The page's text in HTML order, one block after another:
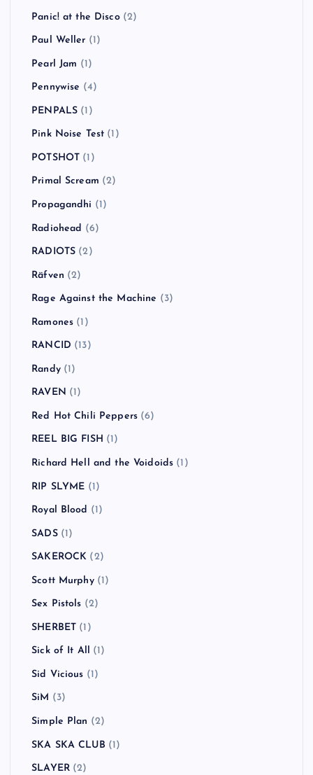
Panic! at the Disco(2)
Paul Weller (1)
Pearl Jam (1)
Pennywise (4)
PENPALS (1)
Pink Noise Test (1)
POTSHOT (1)
Primal Scream (2)
Propagandhi (1)
Radiohead (6)
RADIOTS (2)
Räfven (2)
Rage Against the Machine (3)
Ramones (1)
RANCID (13)
Randy(1)
RAVEN (1)
Red Hot Chili Peppers (6)
REEL BIG FISH (1)
Richard Hell and the Voidoids (1)
RIP SLYME (1)
Royal Blood (1)
SADS(1)
SAKEROCK (2)
Scott Murphy(1)
Sex Pistols (2)
SHERBET (1)
Sick of It All (1)
Sid Vicious (1)
SiM (3)
Simple Plan (2)
SKA SKA CLUB (1)
SLAYER(2)